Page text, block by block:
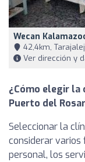
Wecan
42,4km,
Ver dirección y
¿Cómo elegir la
Puerto del
Seleccionar la
considerar
personal, los